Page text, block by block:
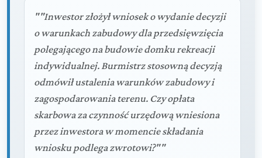
""Inwestor złożył wniosek o wydanie decyzji
o warunkach zabudowy dla przedsięwzięcia
polegającego na budowie domku rekreacji
indywidualnej. Burmistrz stosowną decyzją
odmówił ustalenia warunków zabudowy i
zagospodarowania terenu. Czy opłata
skarbowa za czynność urzędową wniesiona
przez inwestora w momencie składania
wniosku podlega zwrotowi?""